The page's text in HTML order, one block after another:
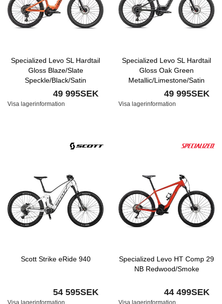
Specialized Levo SL Hardtail
Gloss Blaze/Slate
Speckle/Black/Satin
Transparent Decal
49 995SEK
Visa lagerinformation
Specialized Levo SL Hardtail
Gloss Oak Green
Metallic/Limestone/Satin
Smoke
49 995SEK
Visa lagerinformation
Scott Strike eRide 940
54 595SEK
Visa lagerinformation
Specialized Levo HT Comp 29
NB Redwood/Smoke
44 499SEK
Visa lagerinformation